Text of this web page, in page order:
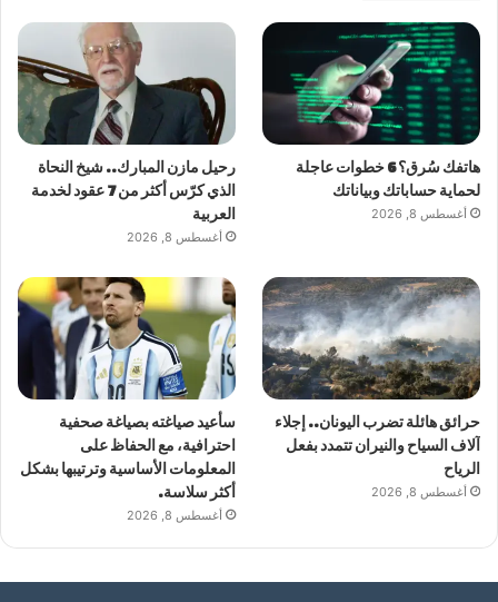
هاتفك سُرق؟ 6 خطوات عاجلة
لحماية حساباتك وبياناتك
أغسطس 8, 2026
رحيل مازن المبارك.. شيخ النحاة
الذي كرّس أكثر من 7 عقود لخدمة
العربية
أغسطس 8, 2026
حرائق هائلة تضرب اليونان.. إجلاء
آلاف السياح والنيران تتمدد بفعل
الرياح
أغسطس 8, 2026
سأعيد صياغته بصياغة صحفية
احترافية، مع الحفاظ على
المعلومات الأساسية وترتيبها بشكل
أكثر سلاسة.
أغسطس 8, 2026